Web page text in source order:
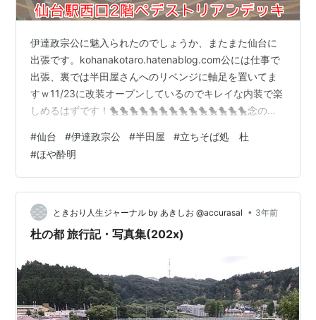
伊達政宗公に魅入られたのでしょうか、またまた仙台に
出張です。kohanakotaro.hatenablog.com公には仕事で
出張、裏では半田屋さんへのリベンジに軸足を置いてま
すｗ11/23に改装オープンしているのでキレイな内装で楽
しめるはずです！🐤🐤🐤🐤🐤🐤🐤🐤🐤🐤🐤🐤🐤🐤念のた
ステンドグラス前はデートの待ち合わせっぽくて恥ずか
しいのでSENDAI前で。 うわっ寒むー、北風に負けそう…
打ち合わせまで十分時間がありますよ。ではでは東口へ
回り込んで半田屋さんへ向かいましょう！仙台駅２階の
構内を通ってと、あれっ何かお出汁の良い香り…半田屋
さんの口…
#仙台 #伊達政宗公 #半田屋 #立ちそば処 杜
#ほや酔明
ときおり人生ジャーナル by あきしお ⁦‪@accurasal‬⁩ • 3年前
杜の都 旅行記・写真集(202x)